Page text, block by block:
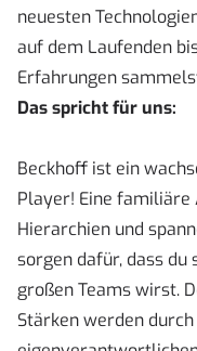
neuesten
auf dem Laufenden
Erfahrungen
Das spricht für uns:
Beckhoff ist ein
Player! Eine
Hierarchien und
sorgen dafür, dass du
großen Teams wirst.
Stärken werden